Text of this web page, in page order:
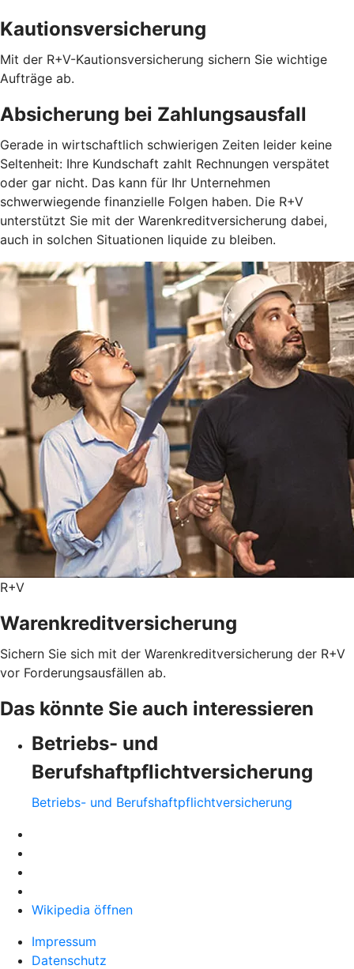
Kautionsversicherung
Mit der R+V-Kautionsversicherung sichern Sie wichtige
Aufträge ab.
Absicherung bei Zahlungsausfall
Gerade in wirtschaftlich schwierigen Zeiten leider keine
Seltenheit: Ihre Kundschaft zahlt Rechnungen verspätet
oder gar nicht. Das kann für Ihr Unternehmen
schwerwiegende finanzielle Folgen haben. Die R+V
unterstützt Sie mit der Warenkreditversicherung dabei,
auch in solchen Situationen liquide zu bleiben.
R+V
Warenkreditversicherung
Sichern Sie sich mit der Warenkreditversicherung der R+V
vor Forderungsausfällen ab.
Das könnte Sie auch interessieren
Betriebs- und
Berufshaftpflichtversicherung
Betriebs- und Berufshaftpflichtversicherung
Wikipedia öffnen
Impressum
Datenschutz